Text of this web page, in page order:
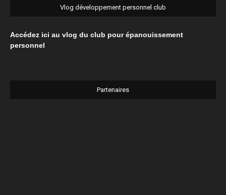
Vlog développement personnel club
Accédez ici au vlog du club pour épanouissement
personnel
Partenaires